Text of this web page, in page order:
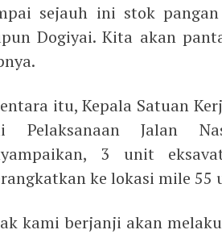
sejauh ini stok
Dogiyai. Kita akan
itu, Kepala Satuan
Pelaksanaan Jalan
3 unit
ke lokasi mile
kami berjanji akan